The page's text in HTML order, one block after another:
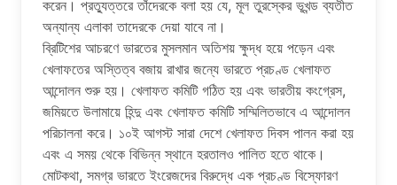
করেন। প্রত্যুত্তরে তাঁদেরকে বলা হয় যে, মূল তুরস্কের ভূখন্ড ব্যতীত
অন্যান্য এলাকা তাদেরকে দেয়া যাবে না।
ব্রিটিশের আচরণে ভারতের মুসলমান অতিশয় ক্ষুদ্ধ হয়ে পড়েন এবং
খেলাফতের অস্তিত্ব বজায় রাখার জন্যে ভারতে প্রচণ্ড খেলাফত
আন্দোলন শুরু হয়। খেলাফত কমিটি গঠিত হয় এবং ভারতীয় কংগ্রেস,
জমিয়তে উলামায়ে হিন্দু এবং খেলাফত কমিটি সম্মিলিতভাবে এ আন্দোলন
পরিচালনা করে। ১০ই আগস্ট সারা দেশে খেলাফত দিবস পালন করা হয়
এবং এ সময় থেকে বিভিন্ন স্থানে হরতালও পালিত হতে থাকে।
মোটকথা, সমগ্র ভারতে ইংরেজদের বিরুদ্ধে এক প্রচণ্ড বিস্ফোরণ